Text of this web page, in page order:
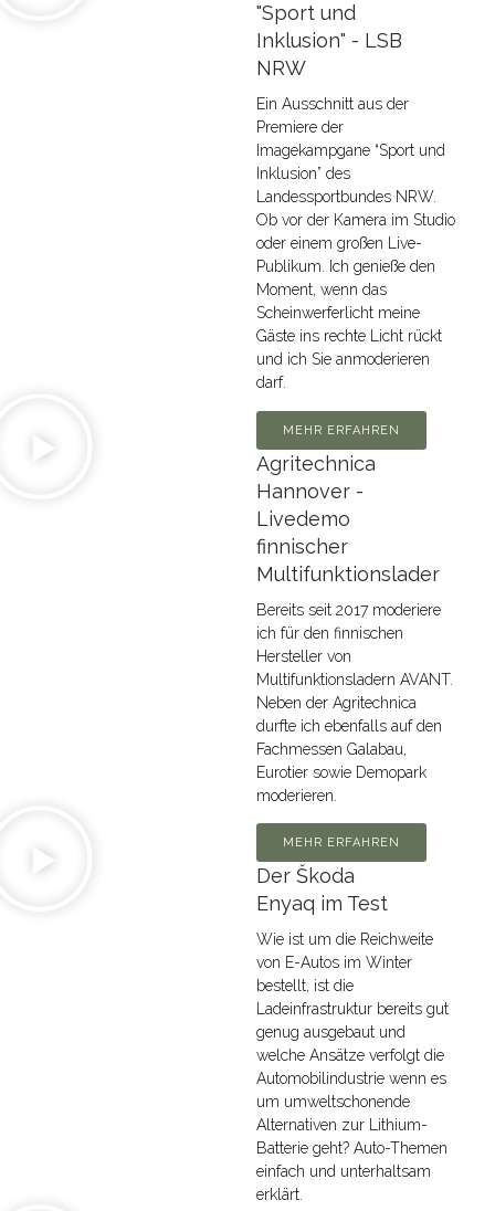
"Sport und
Inklusion" - LSB
NRW
Ein Ausschnitt aus der
Premiere der
Imagekampgane “Sport und
Inklusion” des
Landessportbundes NRW.
Ob vor der Kamera im Studio
oder einem großen Live-
Publikum. Ich genieße den
Moment, wenn das
Scheinwerferlicht meine
Gäste ins rechte Licht rückt
und ich Sie anmoderieren
darf.
MEHR ERFAHREN
Agritechnica
Hannover -
Livedemo
finnischer
Multifunktionslader
Bereits seit 2017 moderiere
ich für den finnischen
Hersteller von
Multifunktionsladern AVANT.
Neben der Agritechnica
durfte ich ebenfalls auf den
Fachmessen Galabau,
Eurotier sowie Demopark
moderieren.
MEHR ERFAHREN
Der Škoda
Enyaq im Test
Wie ist um die Reichweite
von E-Autos im Winter
bestellt, ist die
Ladeinfrastruktur bereits gut
genug ausgebaut und
welche Ansätze verfolgt die
Automobilindustrie wenn es
um umweltschonende
Alternativen zur Lithium-
Batterie geht? Auto-Themen
einfach und unterhaltsam
erklärt.